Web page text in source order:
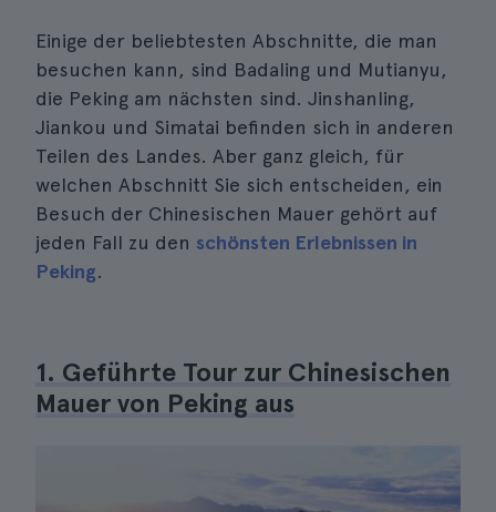
Einige der beliebtesten Abschnitte, die man
besuchen kann, sind Badaling und Mutianyu,
die Peking am nächsten sind. Jinshanling,
Jiankou und Simatai befinden sich in anderen
Teilen des Landes. Aber ganz gleich, für
welchen Abschnitt Sie sich entscheiden, ein
Besuch der Chinesischen Mauer gehört auf
jeden Fall zu den schönsten Erlebnissen in
Peking.
1. Geführte Tour zur Chinesischen
Mauer von Peking aus